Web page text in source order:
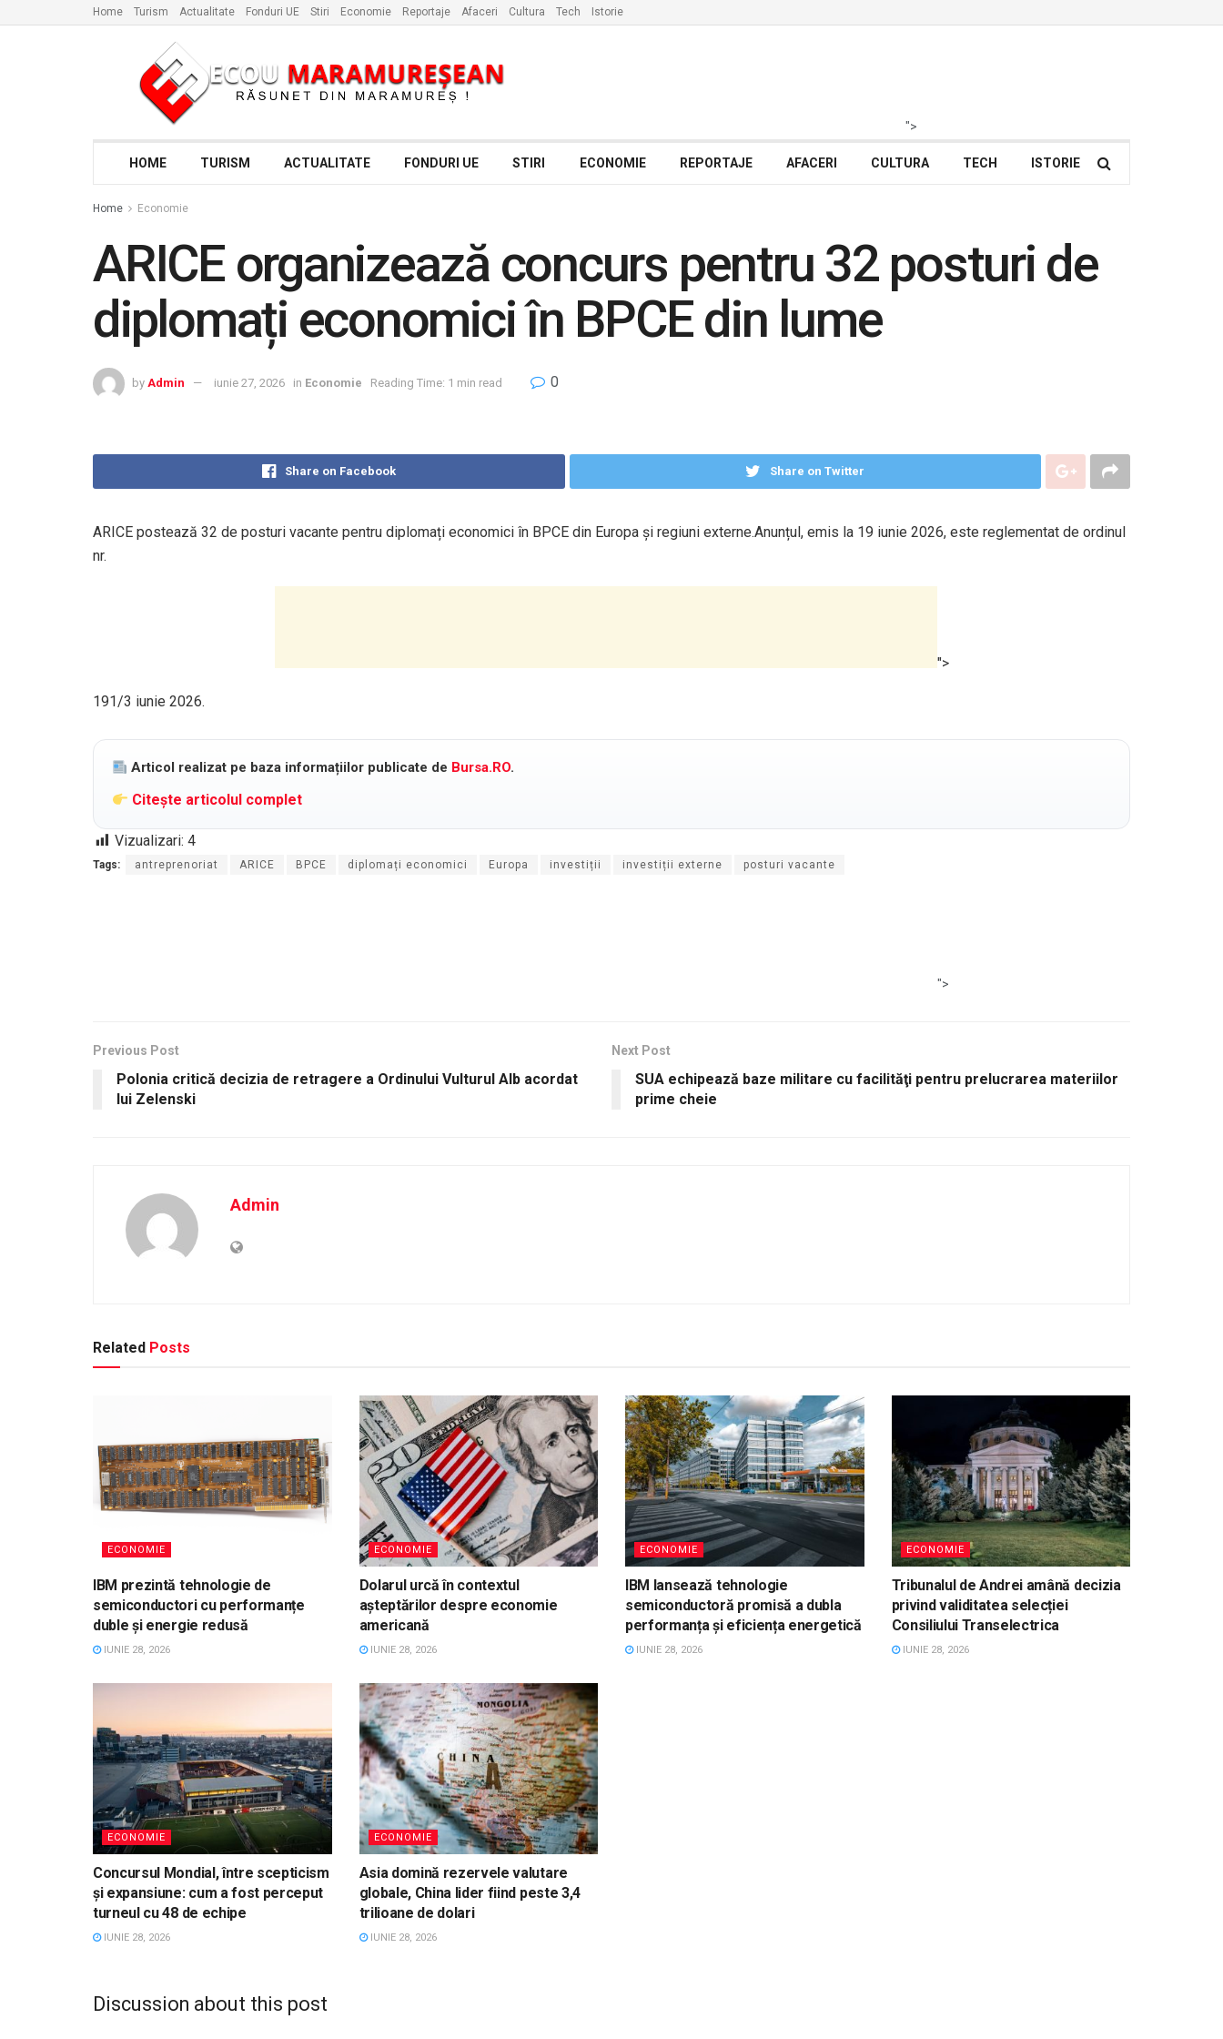
Home Turism Actualitate Fonduri UE Stiri Economie Reportaje Afaceri Cultura Tech Istorie
">
HOME TURISM ACTUALITATE FONDURI UE STIRI ECONOMIE REPORTAJE AFACERI CULTURA TECH ISTORIE
Home Economie
ARICE organizează concurs pentru 32 posturi de
diplomați economici în BPCE din lume
by Admin iunie 27, 2026 in Economie Reading Time: 1 min read 0
Share on Facebook Share on Twitter
ARICE postează 32 de posturi vacante pentru diplomați economici în BPCE din Europa și regiuni externe.Anunțul, emis la 19 iunie 2026, este reglementat de ordinul
nr.
">
191/3 iunie 2026.
Articol realizat pe baza informațiilor publicate de Bursa.RO.
Citește articolul complet
Vizualizari: 4
Tags: antreprenoriat ARICE BPCE diplomați economici Europa investiții investiții externe posturi vacante
">
Previous Post
Polonia critică decizia de retragere a Ordinului Vulturul Alb acordat
lui Zelenski
Next Post
SUA echipează baze militare cu facilităţi pentru prelucrarea materiilor
prime cheie
Admin
Related Posts
ECONOMIE
IBM prezintă tehnologie de
semiconductori cu performanțe
duble și energie redusă
IUNIE 28, 2026
ECONOMIE
Dolarul urcă în contextul
așteptărilor despre economie
americană
IUNIE 28, 2026
ECONOMIE
IBM lansează tehnologie
semiconductoră promisă a dubla
performanța și eficiența energetică
IUNIE 28, 2026
ECONOMIE
Tribunalul de Andrei amână decizia
privind validitatea selecției
Consiliului Transelectrica
IUNIE 28, 2026
ECONOMIE
Concursul Mondial, între scepticism
și expansiune: cum a fost perceput
turneul cu 48 de echipe
IUNIE 28, 2026
ECONOMIE
Asia domină rezervele valutare
globale, China lider fiind peste 3,4
trilioane de dolari
IUNIE 28, 2026
Discussion about this post